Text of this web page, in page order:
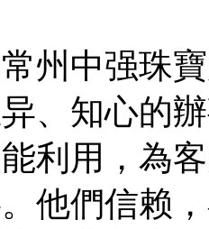
州中强珠
、知心的
利用，為
他們信赖